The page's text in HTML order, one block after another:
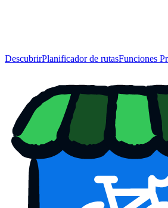
DescubrirPlanificador de rutasFunciones